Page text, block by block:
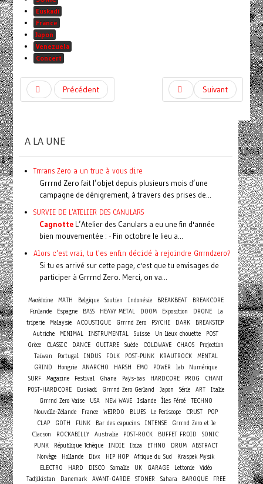
Euskadi
France
Japon
Venezuela
Concert
Précédent Suivant
A LA UNE
Trrrans Zero a un truc à vous dire
Grrrnd Zero fait l’objet depuis plusieurs mois d’une
campagne de dénigrement, à travers des prises de...
SURVIE DE L'ATELIER DES CANULARS
CagnotteL’Atelier des Canulars a eu une fin d'année
bien mouvementée : - Fin octobre le lieu a...
Alors c'est vrai, tu t'es enfin décidé à rejoindre Grrrndzero?
Si tu es arrivé sur cette page, c'est que tu envisages de
participer à Grrrnd Zero. Merci, on va...
Macédoine MATH Belgique Soutien Indonésie BREAKBEAT
BREAKCORE
Finlande
Espagne BASS HEAVY METAL DOOM Exposition DRONE
La
triperie Malaysie ACOUSTIQUE Grrrnd Zero PSYCHE DARK
BREAKSTEP
Autriche MINIMAL INSTRUMENTAL Suisse Un lieux chouette
POST
Grèce
CLASSIC DANCE GUITARE Suède COLDWAVE CHAOS
Projection
Taiwan
Portugal INDUS FOLK POST-PUNK KRAUTROCK
MENTAL
GRIND
Hongrie ANARCHO HARSH EMO POWER lab
Numérique
SURF Magazine Festival Ghana Pays-bas HARDCORE PROG
CHANT
POST-HARDCORE
Euskadi Grrrnd Zero Gerland Japon Série ART
Italie
Grrrnd Zero Vaise
USA NEW WAVE Islande Îles Féroé
TECHNO
Nouvelle-Zélande
France WEIRDO BLUES Le Periscope CRUST
POP
CLAP
GOTH FUNK Bar des capucins INTENSE
Grrrnd Zero et le
Clacson
ROCKABILLY Australie POST-ROCK BUFFET FROID
SONIC
PUNK
République Tchèque INDIE Ibiza ETHNO DRUM
ABSTRACT
Norvège
Hollande Divx HIP HOP Afrique du Sud
Kraspek Mysik
ELECTRO
HARD DISCO Somalie UK GARAGE Lettonie
Vidéo
Tadjikistan
Danemark AVANT-GARDE STONER Sahara BAROQUE
FREE